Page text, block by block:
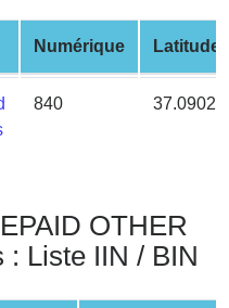
Numérique Latitude
840 37.09024
OTHER
IIN / BIN